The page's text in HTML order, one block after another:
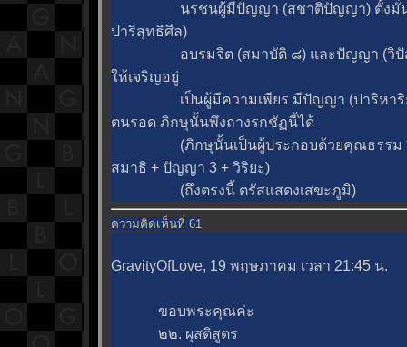
นรชนผู้มีปัญญา (สชาติปัญญา) ตั้งมั่นแ
ปาริสุทธิศีล)
อบรมจิต (สมาบัติ ๘) และปัญญา (วิปั
ห้เจริญอยู่
เป็นผู้มีความเพียร มีปัญญา (ปาริหาริ
ตนรอด ภิกษุนั้นพึงถางรกชัฏนี้ได้
(ภิกษุนั้นเป็นผู้ประกอบด้วยคุณธรรม ๖
สมาธิ + ปัญญา 3 + วิริยะ)
(ถึงตรงนี้ ตรัสแสดงเสขะภูมิ)
ความคิดเห็นที่ 61
GravityOfLove, 19 พฤษภาคม เวลา 21:45 น.
ขอบพระคุณค่ะ
๒๒. ผุสติสูตร